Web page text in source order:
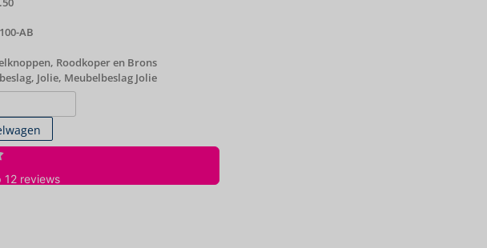
AB
, Roodkoper en Brons
, Jolie, Meubelbeslag Jolie